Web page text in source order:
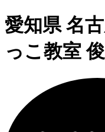
愛知県 名
っこ教室